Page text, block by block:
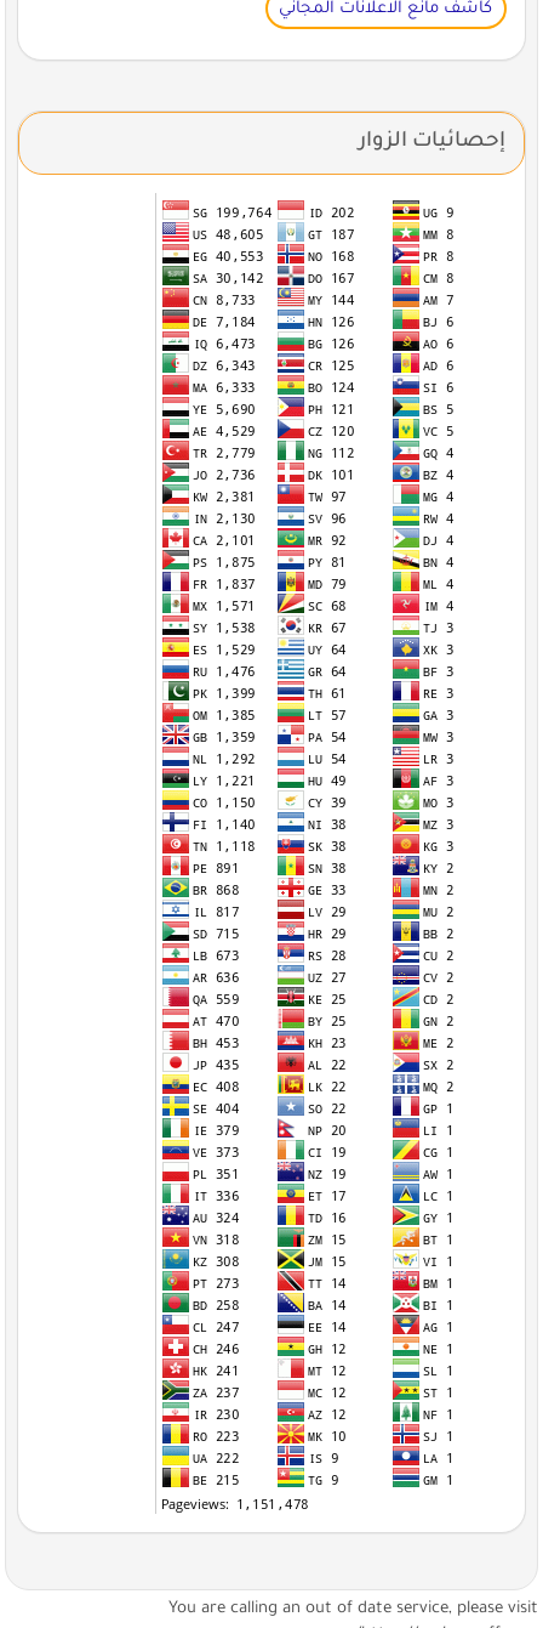
كاشف مانع الاعلانات المجاني
إحصائيات الزوار
You are calling an out of date service, please visit